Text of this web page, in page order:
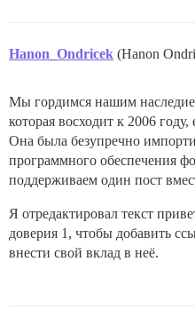
Hanon_Ondricek (Hanon
Мы гордимся нашим
которая восходит к 2006
Она была безупречно
программного обеспечения
поддерживаем один пост
Я отредактировал текст
доверия 1, чтобы добавить
внести свой вклад в неё.